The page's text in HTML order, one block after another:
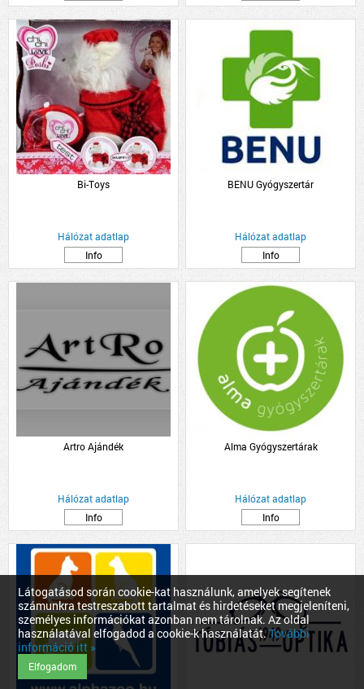
Látogatásod során cookie-kat használunk, amelyek segítenek
számunkra testreszabott tartalmat és hirdetéseket megjeleníteni,
személyes információkat azonban nem tárolnak. Az oldal
használatával elfogadod a cookie-k használatát.További
információ itt »
Elfogadom
Bi-Toys
Hálózat adatlap
Info
BENU Gyógyszertár
Hálózat adatlap
Info
Artro Ajándék
Hálózat adatlap
Info
Alma Gyógyszertárak
Hálózat adatlap
Info